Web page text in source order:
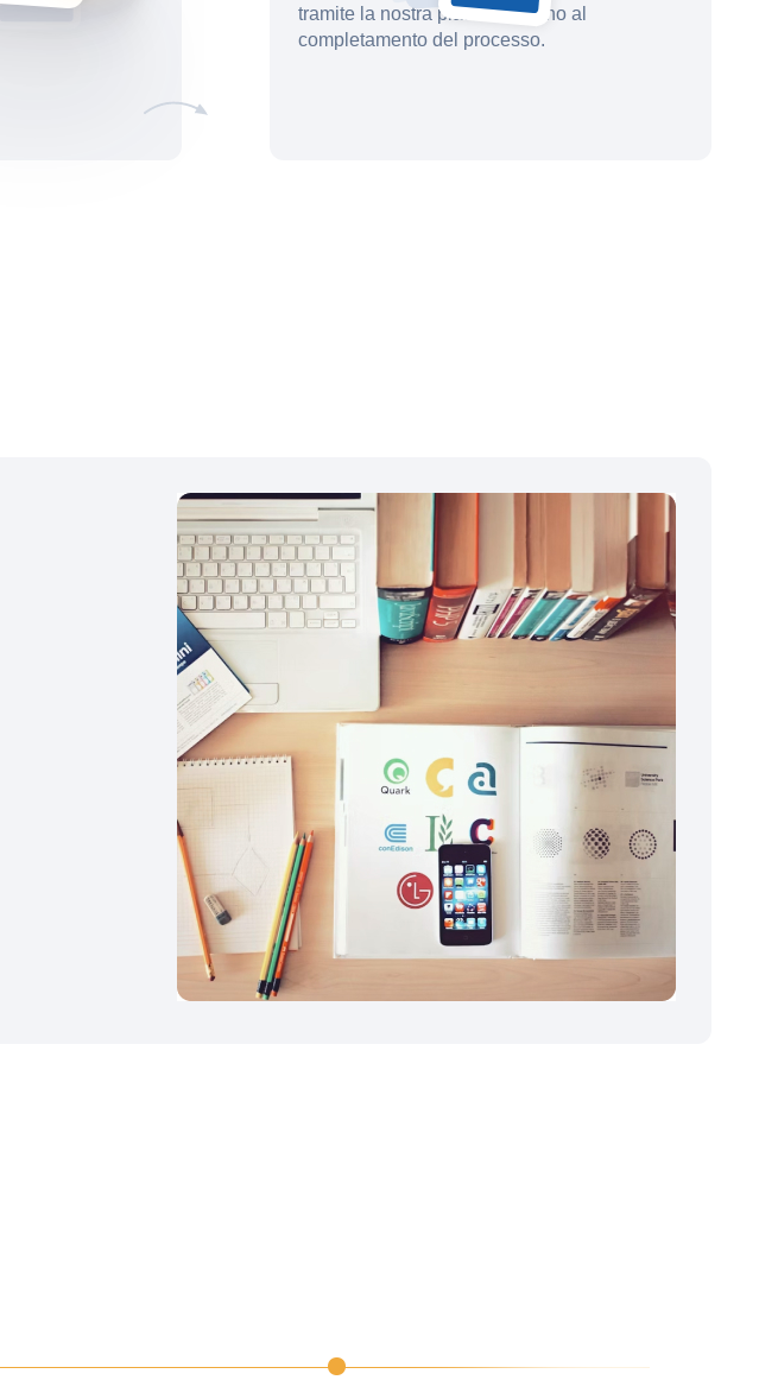
tramite la nostra piattaforma fino al
completamento del processo.